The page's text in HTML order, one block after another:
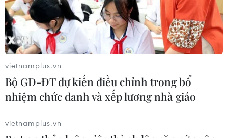
02/08/2026 05:13
Tên lửa SpaceX lao xuống Mặt Trăng
với tốc độ gấp 7 lần âm thanh
31/07/2026 23:06
căn cứ Mặt trăng của NASA
vietnamplus.vn
Bộ GD-ĐT dự kiến điều chỉnh trong bổ
nhiệm chức danh và xếp lương nhà giáo
vietnamplus.vn